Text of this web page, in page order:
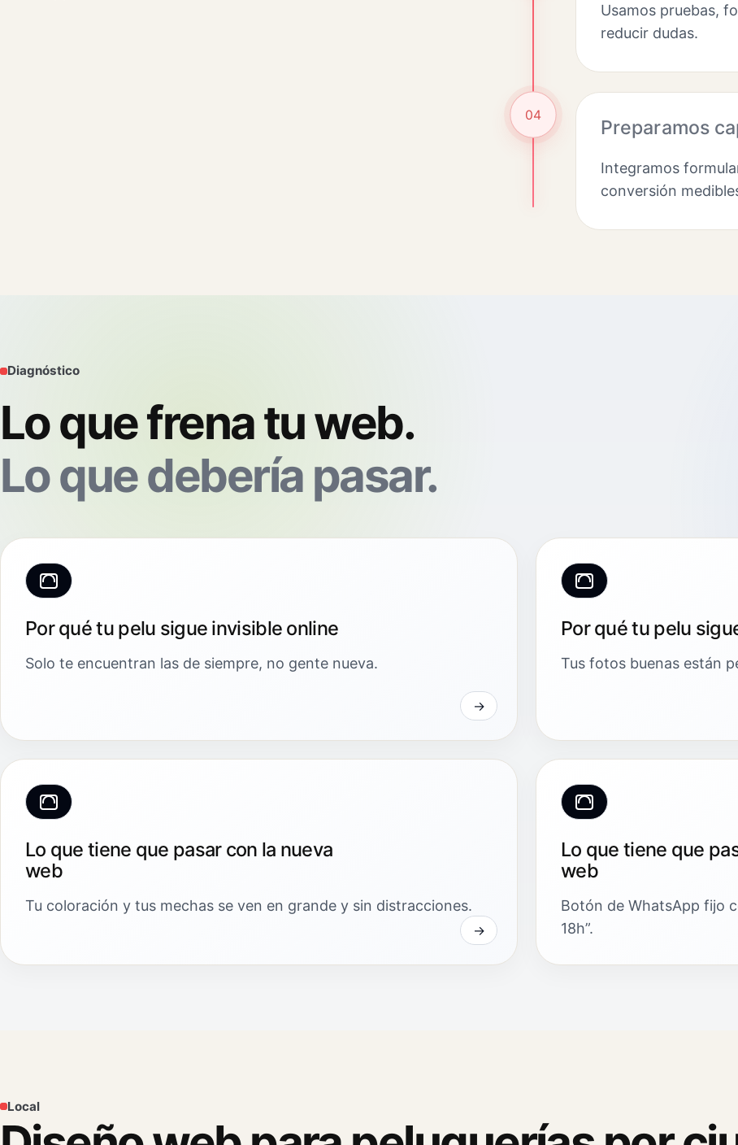
Usamos pruebas,
reducir dudas.
04
Preparamos
Integramos
conversión
Diagnóstico
Lo que frena tu web.
Lo que debería pasar.
Por qué tu pelu sigue invisible online
Solo te encuentran las de siempre, no gente nueva.
Por qué tu pelu
Tus fotos buenas están
Lo que tiene que pasar con la nueva
web
Tu coloración y tus mechas se ven en grande y sin distracciones.
Lo que tiene que
web
Botón de WhatsApp fijo
18h”.
Local